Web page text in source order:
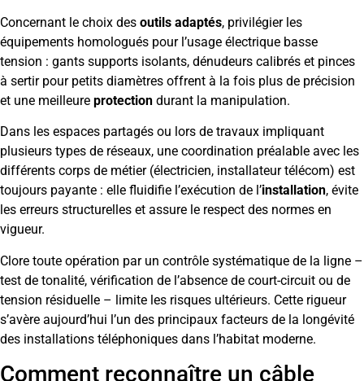
Concernant le choix des outils adaptés, privilégier les
équipements homologués pour l’usage électrique basse
tension : gants supports isolants, dénudeurs calibrés et pinces
à sertir pour petits diamètres offrent à la fois plus de précision
et une meilleure protection durant la manipulation.
Dans les espaces partagés ou lors de travaux impliquant
plusieurs types de réseaux, une coordination préalable avec les
différents corps de métier (électricien, installateur télécom) est
toujours payante : elle fluidifie l’exécution de l’installation, évite
les erreurs structurelles et assure le respect des normes en
vigueur.
Clore toute opération par un contrôle systématique de la ligne –
test de tonalité, vérification de l’absence de court-circuit ou de
tension résiduelle – limite les risques ultérieurs. Cette rigueur
s’avère aujourd’hui l’un des principaux facteurs de la longévité
des installations téléphoniques dans l’habitat moderne.
Comment reconnaître un câble